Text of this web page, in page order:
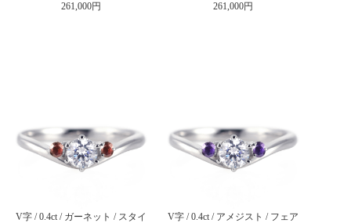
261,000円
261,000円
V字 / 0.4ct / ガーネット / スタイ V字 / 0.4ct / アメジスト / フェア